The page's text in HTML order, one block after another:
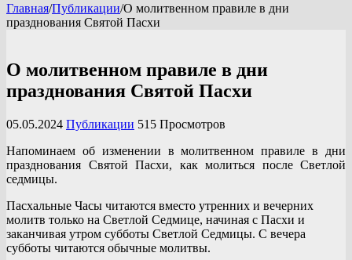
Главная/Публикации/О молитвенном правиле в дни
празднования Святой Пасхи
О молитвенном правиле в дни
празднования Святой Пасхи
05.05.2024 Публикации 515 Просмотров
Напоминаем об изменении в молитвенном правиле в дни
празднования Святой Пасхи, как молиться после Светлой
седмицы.
Пасхальные Часы читаются вместо утренних и вечерних
молитв только на Светлой Седмице, начиная с Пасхи и
заканчивая утром субботы Светлой Седмицы. С вечера
субботы читаются обычные молитвы.